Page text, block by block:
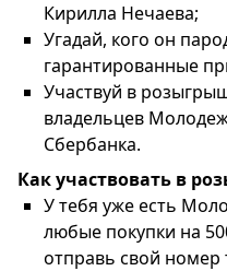
Кирилла Нечаева;
Угадай, кого он
гарантированные
Участвуй в
владельцев
Сбербанка.
Как участвовать в
У тебя уже есть
любые покупки на
отправь свой номер